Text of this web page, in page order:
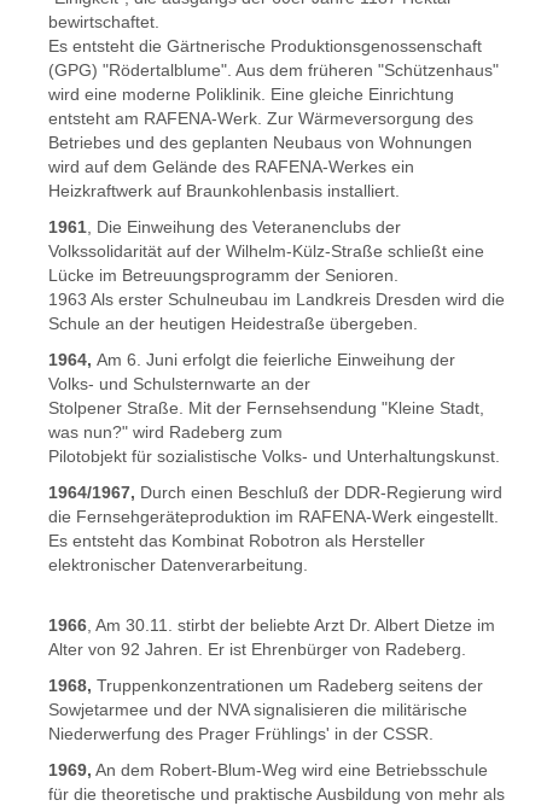
bewirtschaftet.
Es entsteht die Gärtnerische Produktionsgenossenschaft
(GPG) "Rödertalblume". Aus dem früheren "Schützenhaus"
wird eine moderne Poliklinik. Eine gleiche Einrichtung
entsteht am RAFENA-Werk. Zur Wärmeversorgung des
Betriebes und des geplanten Neubaus von Wohnungen
wird auf dem Gelände des RAFENA-Werkes ein
Heizkraftwerk auf Braunkohlenbasis installiert.
1961 , Die Einweihung des Veteranenclubs der
Volkssolidarität auf der Wilhelm-Külz-Straße schließt eine
Lücke im Betreuungsprogramm der Senioren.
1963 Als erster Schulneubau im Landkreis Dresden wird die
Schule an der heutigen Heidestraße übergeben.
1964, Am 6. Juni erfolgt die feierliche Einweihung der
Volks- und Schulsternwarte an der
Stolpener Straße. Mit der Fernsehsendung "Kleine Stadt,
was nun?" wird Radeberg zum
Pilotobjekt für sozialistische Volks- und Unterhaltungskunst.
1964/1967, Durch einen Beschluß der DDR-Regierung wird
die Fernsehgeräteproduktion im RAFENA-Werk eingestellt.
Es entsteht das Kombinat Robotron als Hersteller
elektronischer Datenverarbeitung.
1966 , Am 30.11. stirbt der beliebte Arzt Dr. Albert Dietze im
Alter von 92 Jahren. Er ist Ehrenbürger von Radeberg.
1968, Truppenkonzentrationen um Radeberg seitens der
Sowjetarmee und der NVA signalisieren die militärische
Niederwerfung des Prager Frühlings' in der CSSR.
1969, An dem Robert-Blum-Weg wird eine Betriebsschule
für die theoretische und praktische Ausbildung von mehr als